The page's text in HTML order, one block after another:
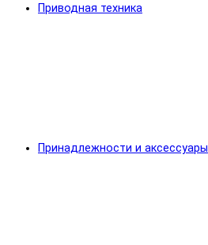
Приводная техника
Принадлежности и аксессуары